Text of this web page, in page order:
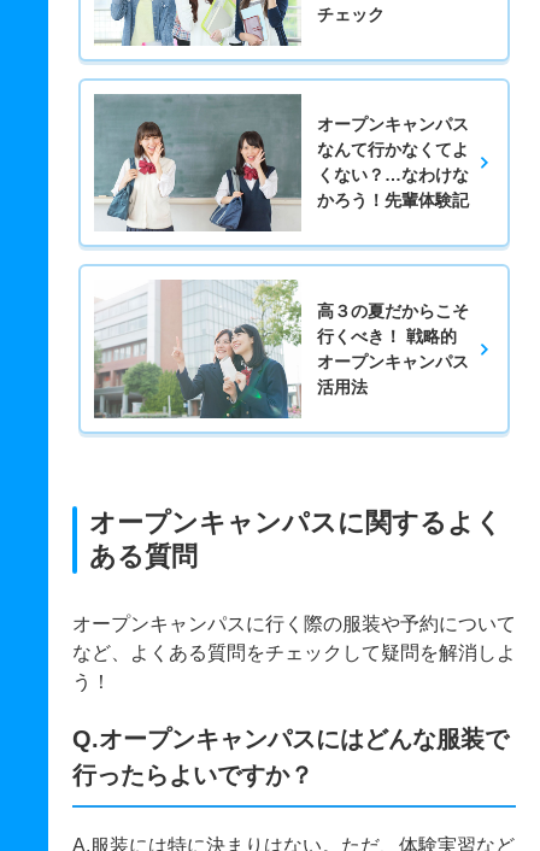
チェック
オープンキャンパス
なんて行かなくてよ
くない？…なわけな
かろう！先輩体験記
高３の夏だからこそ
行くべき！ 戦略的
オープンキャンパス
活用法
オープンキャンパスに関するよく
ある質問
オープンキャンパスに行く際の服装や予約について
など、よくある質問をチェックして疑問を解消しよ
う！
Q.オープンキャンパスにはどんな服装で
行ったらよいですか？
A.服装には特に決まりはない。ただ、体験実習など